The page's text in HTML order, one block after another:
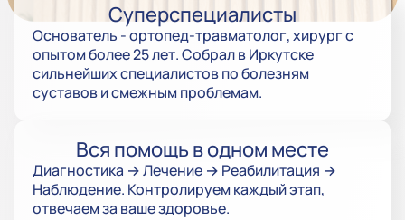
Суперспециалисты
Основатель - ортопед-травматолог, хирург с
опытом более 25 лет. Собрал в Иркутске
сильнейших специалистов по болезням
суставов и смежным проблемам.
Вся помощь в одном месте
Диагностика → Лечение → Реабилитация →
Наблюдение. Контролируем каждый этап,
отвечаем за ваше здоровье.